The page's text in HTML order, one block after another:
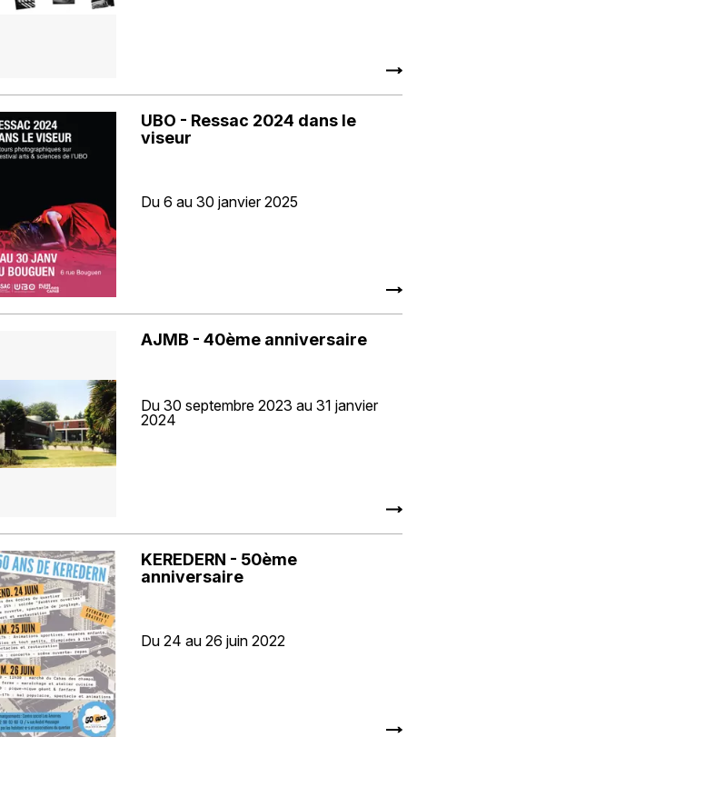
UBO - Ressac 2024 dans le
viseur
Du 6 au 30 janvier 2025
AJMB - 40ème anniversaire
Du 30 septembre 2023 au 31 janvier
2024
KEREDERN - 50ème
anniversaire
Du 24 au 26 juin 2022